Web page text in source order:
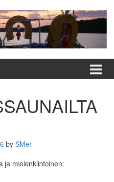
by SMer
ja mielenkiintoinen: